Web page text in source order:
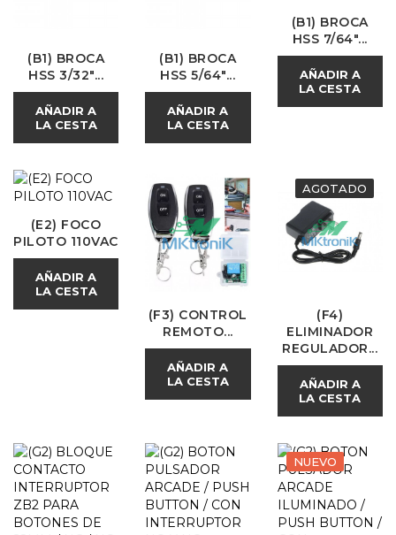
(B1) BROCA
HSS 3/32"...
AÑADIR A
LA CESTA
(B1) BROCA
HSS 5/64"...
AÑADIR A
LA CESTA
(B1) BROCA
HSS 7/64"...
AÑADIR A
LA CESTA
(E2) FOCO
PILOTO 110VAC
AÑADIR A
LA CESTA
(F3) CONTROL
REMOTO...
AÑADIR A
LA CESTA
AGOTADO
(F4)
ELIMINADOR
REGULADOR...
AÑADIR A
LA CESTA
NUEVO